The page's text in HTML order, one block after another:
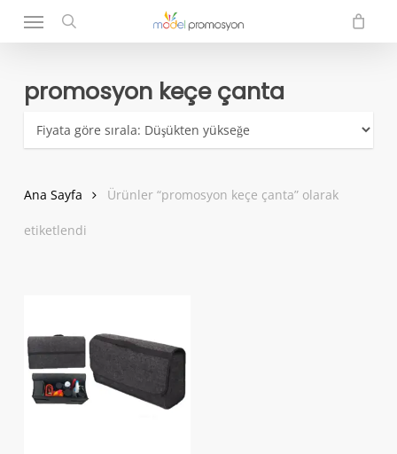
search
Menu
promosyon keçe çanta
Ana Sayfa Ürünler “promosyon keçe çanta” olarak
etiketlendi